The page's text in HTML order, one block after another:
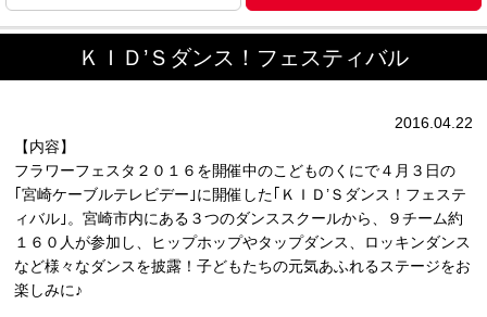
ＫＩＤ’Ｓダンス！フェスティバル
2016.04.22
【内容】
フラワーフェスタ２０１６を開催中のこどものくにで４月３日の
｢宮崎ケーブルテレビデー｣に開催した｢ＫＩＤ’Ｓダンス！フェステ
ィバル｣。宮崎市内にある３つのダンススクールから、９チーム約
１６０人が参加し、ヒップホップやタップダンス、ロッキンダンス
など様々なダンスを披露！子どもたちの元気あふれるステージをお
楽しみに♪